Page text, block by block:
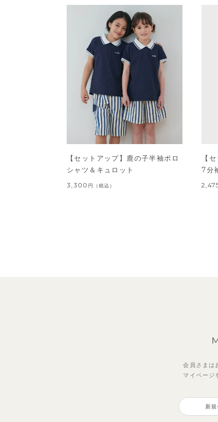
【セットアップ】鹿の子半袖ポロ
シャツ＆キュロット
3,300 円 （税込）
【
7分
ボ
&パ
スリン半袖トップス＆ショートパ
シ
会員さまは
マイページ
新